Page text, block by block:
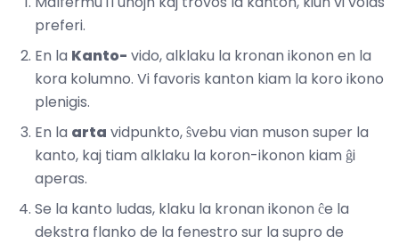
preferi.
En la Kanto- vido, alklaku la kronan ikonon en la
kora kolumno. Vi favoris kanton kiam la koro ikono
plenigis.
En la arta vidpunkto, ŝvebu vian muson super la
kanto, kaj tiam alklaku la koron-ikonon kiam ĝi
aperas.
Se la kanto ludas, klaku la kronan ikonon ĉe la
dekstra flanko de la fenestro sur la supro de